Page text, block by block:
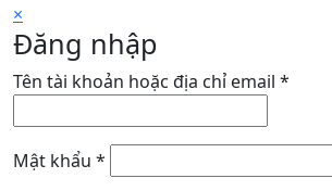
×
Đăng nhập
Tên tài khoản hoặc địa chỉ email *
Mật khẩu *